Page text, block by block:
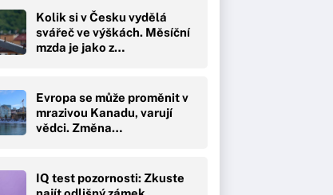
Kolik si v Česku vydělá
svářeč ve výškách. Měsíční
mzda je jako z…
Evropa se může proměnit v
mrazivou Kanadu, varují
vědci. Změna…
IQ test pozornosti: Zkuste